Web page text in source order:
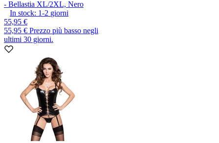
- Bellastia XL/2XL, Nero
In stock: 1-2 giorni
55,95 €
55,95 € Prezzo più basso negli
ultimi 30 giorni.